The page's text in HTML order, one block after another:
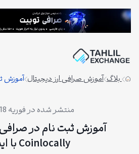
رفتن
بلاگ آموزش صرافی ارز دیجیتال
فوریه 18, 2024
آموزش ثبت نام در
Coinlocally با ایمیل